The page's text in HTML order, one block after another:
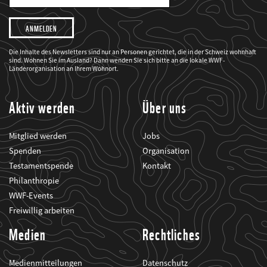
Adresse
Ich
möchte,
dass
der
WWF
mich
über
seine
Projekte
informiert.
Die Inhalte des Newsletters sind nur an Personen gerichtet, die in der Schweiz wohnhaft
sind. Wohnen Sie im Ausland? Dann wenden Sie sich bitte an die lokale WWF-
Länderorganisation an Ihrem Wohnort.
Aktiv werden
Mitglied werden
Spenden
Testamentspende
Philanthropie
WWF-Events
Freiwillig arbeiten
Über uns
Jobs
Organisation
Kontakt
Medien
Medienmitteilungen
Rechtliches
Datenschutz